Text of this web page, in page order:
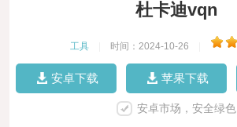
杜卡迪vqn
工具 时间：2024-10-26
安卓下载 苹果下载
安卓市场，安全绿色